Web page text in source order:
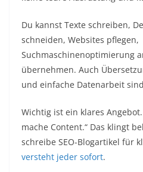
Du kannst Texte schreiben,
schneiden, Websites pflegen,
Suchmaschinenoptimierung
übernehmen. Auch
und einfache Datenarbeit
Wichtig ist ein klares
mache Content.“ Das klingt
schreibe SEO-Blogartikel für
versteht jeder sofort.